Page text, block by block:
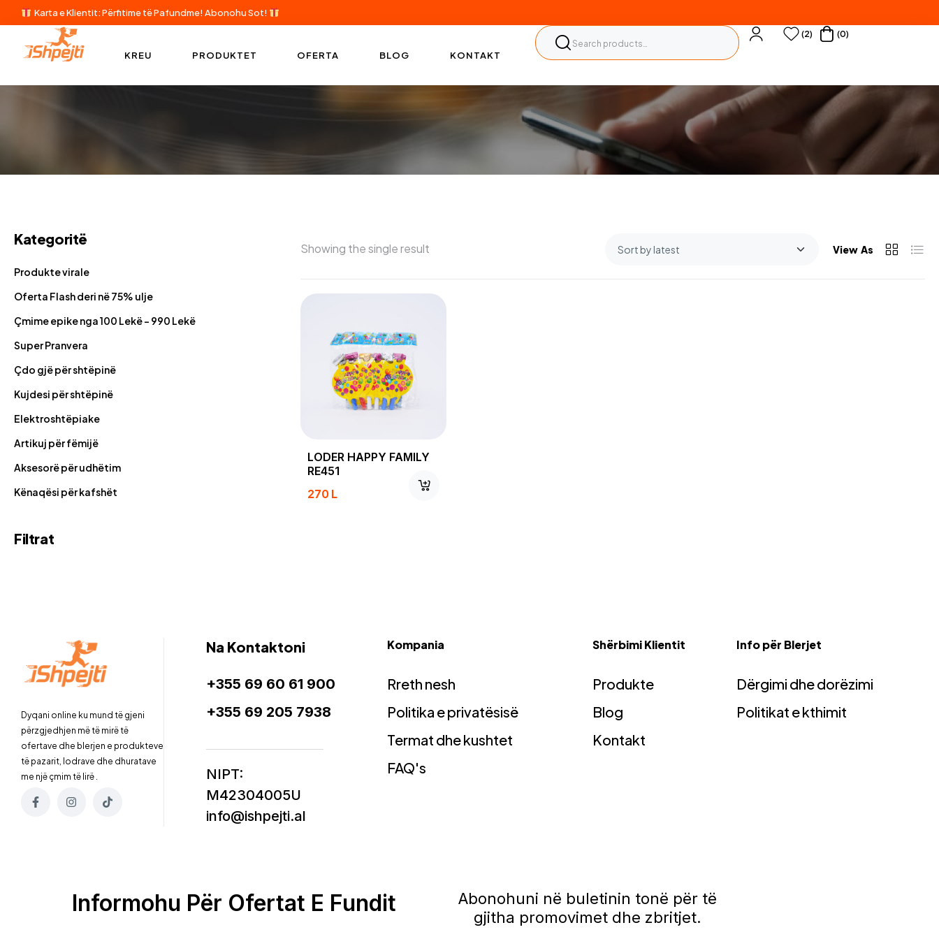
Karta e Klientit: Përfitime të Pafundme! Abonohu Sot!
KREU PRODUKTET OFERTA BLOG KONTAKT
(2) (0)
Showing the single result View As
LODER HAPPY FAMILY
RE451
270L
Kategoritë
Produkte virale
Oferta Flash deri në 75% ulje
Çmime epike nga 100 Lekë - 990 Lekë
Super Pranvera
Çdo gjë për shtëpinë
Kujdesi për shtëpinë
Elektroshtëpiake
Artikuj për fëmijë
Aksesorë për udhëtim
Kënaqësi për kafshët
Filtrat
Dyqani online ku mund të gjeni
përzgjedhjen më të mirë të
ofertave dhe blerjen e produkteve
të pazarit, lodrave dhe dhuratave
me një çmim të lirë .
Na Kontaktoni
+355 69 60 61 900
+355 69 205 7938
NIPT:
M42304005U
info@ishpejti.al
Kompania
Rreth nesh
Politika e privatësisë
Termat dhe kushtet
FAQ's
Shërbimi Klientit
Produkte
Blog
Kontakt
Info për Blerjet
Dërgimi dhe dorëzimi
Politikat e kthimit
Informohu Për Ofertat E Fundit
Abonohuni në buletinin tonë për të
gjitha promovimet dhe zbritjet.